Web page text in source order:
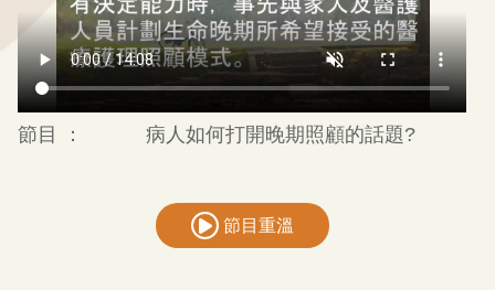
節目 ： 病人如何打開晚期照顧的話題?
節目重溫